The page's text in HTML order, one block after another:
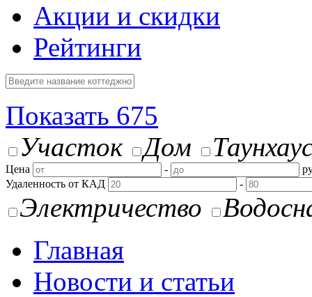
Акции и скидки
Рейтинги
Показать 675
Участок
Дом
Цена -
Удаленность от КАД
-
Электричество
Главная
Новости и статьи